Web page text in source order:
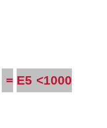
=E5 <1000